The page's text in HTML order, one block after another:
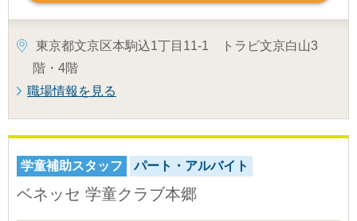
東京都文京区本駒込1丁目11-1 トラビ文京白山3
階・4階
職場情報を見る
学童補助スタッフ パート・アルバイト
ベネッセ 学童クラブ本郷